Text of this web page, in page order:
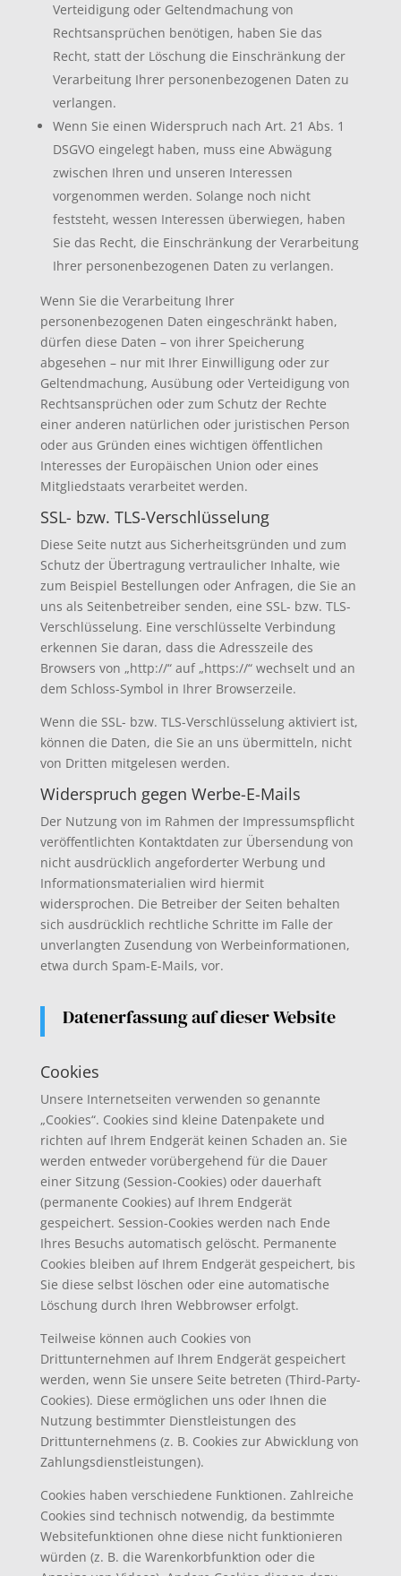
Verteidigung oder Geltendmachung von
Rechtsansprüchen benötigen, haben Sie das
Recht, statt der Löschung die Einschränkung der
Verarbeitung Ihrer personenbezogenen Daten zu
verlangen.
Wenn Sie einen Widerspruch nach Art. 21 Abs. 1
DSGVO eingelegt haben, muss eine Abwägung
zwischen Ihren und unseren Interessen
vorgenommen werden. Solange noch nicht
feststeht, wessen Interessen überwiegen, haben
Sie das Recht, die Einschränkung der Verarbeitung
Ihrer personenbezogenen Daten zu verlangen.
Wenn Sie die Verarbeitung Ihrer
personenbezogenen Daten eingeschränkt haben,
dürfen diese Daten – von ihrer Speicherung
abgesehen – nur mit Ihrer Einwilligung oder zur
Geltendmachung, Ausübung oder Verteidigung von
Rechtsansprüchen oder zum Schutz der Rechte
einer anderen natürlichen oder juristischen Person
oder aus Gründen eines wichtigen öffentlichen
Interesses der Europäischen Union oder eines
Mitgliedstaats verarbeitet werden.
SSL- bzw. TLS-Verschlüsselung
Diese Seite nutzt aus Sicherheitsgründen und zum
Schutz der Übertragung vertraulicher Inhalte, wie
zum Beispiel Bestellungen oder Anfragen, die Sie an
uns als Seitenbetreiber senden, eine SSL- bzw. TLS-
Verschlüsselung. Eine verschlüsselte Verbindung
erkennen Sie daran, dass die Adresszeile des
Browsers von „http://“ auf „https://“ wechselt und an
dem Schloss-Symbol in Ihrer Browserzeile.
Wenn die SSL- bzw. TLS-Verschlüsselung aktiviert ist,
können die Daten, die Sie an uns übermitteln, nicht
von Dritten mitgelesen werden.
Widerspruch gegen Werbe-E-Mails
Der Nutzung von im Rahmen der Impressumspflicht
veröffentlichten Kontaktdaten zur Übersendung von
nicht ausdrücklich angeforderter Werbung und
Informationsmaterialien wird hiermit
widersprochen. Die Betreiber der Seiten behalten
sich ausdrücklich rechtliche Schritte im Falle der
unverlangten Zusendung von Werbeinformationen,
etwa durch Spam-E-Mails, vor.
Datenerfassung auf dieser Website
Cookies
Unsere Internetseiten verwenden so genannte
„Cookies“. Cookies sind kleine Datenpakete und
richten auf Ihrem Endgerät keinen Schaden an. Sie
werden entweder vorübergehend für die Dauer
einer Sitzung (Session-Cookies) oder dauerhaft
(permanente Cookies) auf Ihrem Endgerät
gespeichert. Session-Cookies werden nach Ende
Ihres Besuchs automatisch gelöscht. Permanente
Cookies bleiben auf Ihrem Endgerät gespeichert, bis
Sie diese selbst löschen oder eine automatische
Löschung durch Ihren Webbrowser erfolgt.
Teilweise können auch Cookies von
Drittunternehmen auf Ihrem Endgerät gespeichert
werden, wenn Sie unsere Seite betreten (Third-Party-
Cookies). Diese ermöglichen uns oder Ihnen die
Nutzung bestimmter Dienstleistungen des
Drittunternehmens (z. B. Cookies zur Abwicklung von
Zahlungsdienstleistungen).
Cookies haben verschiedene Funktionen. Zahlreiche
Cookies sind technisch notwendig, da bestimmte
Websitefunktionen ohne diese nicht funktionieren
würden (z. B. die Warenkorbfunktion oder die